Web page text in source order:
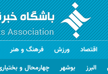
اقتصاد ورزش فرهنگ و هنر
البرز بوشهر چهارمحال و